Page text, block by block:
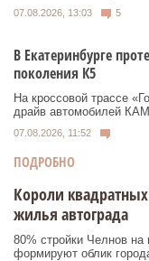
07.08.2026, 13:03 5
В Екатеринбурге
поколения К5
На кроссовой трассе
драйв автомобилей
07.08.2026, 11:52
ПОДРОБНО
Короли
жилья автограда
80% стройки Челнов на
формируют облик